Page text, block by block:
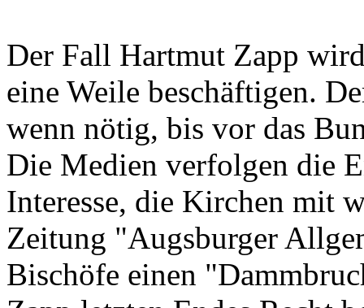
Der Fall Hartmut Zapp
eine Weile beschäftigen.
wenn nötig, bis vor das
Die Medien verfolgen die
Interesse, die Kirchen mit
Zeitung "Augsburger
Bischöfe einen